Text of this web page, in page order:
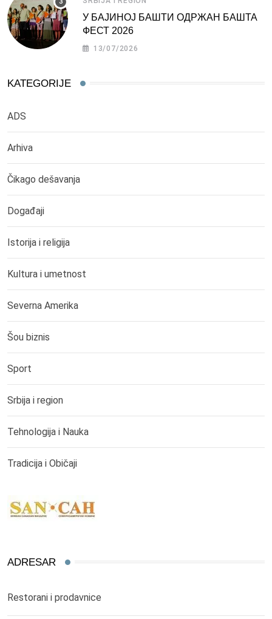
У БАЈИНОЈ БАШТИ ОДРЖАН БАШТА
ФЕСТ 2026
13/07/2026
KATEGORIJE
ADS
Arhiva
Čikago dešavanja
Događaji
Istorija i religija
Kultura i umetnost
Severna Amerika
Šou biznis
Sport
Srbija i region
Tehnologija i Nauka
Tradicija i Običaji
ADRESAR
Restorani i prodavnice